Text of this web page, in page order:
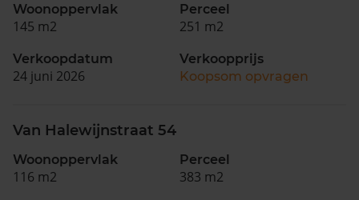
Woonoppervlak
145 m2
Perceel
251 m2
Verkoopdatum
24 juni 2026
Verkoopprijs
Koopsom opvragen
Van Halewijnstraat 54
Woonoppervlak
116 m2
Perceel
383 m2